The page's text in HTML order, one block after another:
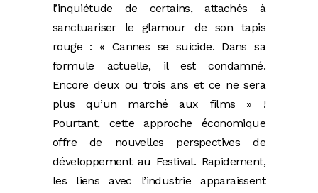
l’inquiétude de certains, attachés à
sanctuariser le glamour de son tapis
rouge : « Cannes se suicide. Dans sa
formule actuelle, il est condamné.
Encore deux ou trois ans et ce ne sera
plus qu’un marché aux films » !
Pourtant, cette approche économique
offre de nouvelles perspectives de
développement au Festival. Rapidement,
les liens avec l’industrie apparaissent